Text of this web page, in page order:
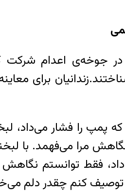
در جوخه‌ی اعدام
برای
پمپ را فشار می‌داد،
مرا می‌فهمد. با
فقط توانستم
توصیف کنم چقدر دلم